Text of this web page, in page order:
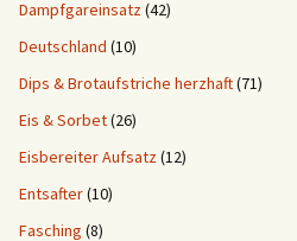
Dampfgareinsatz(42)
Deutschland (10)
Dips & Brotaufstriche herzhaft(71)
Eis & Sorbet(26)
Eisbereiter Aufsatz(12)
Entsafter(10)
Fasching (8)